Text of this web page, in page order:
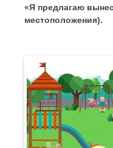
«Я предлагаю
местоположения).